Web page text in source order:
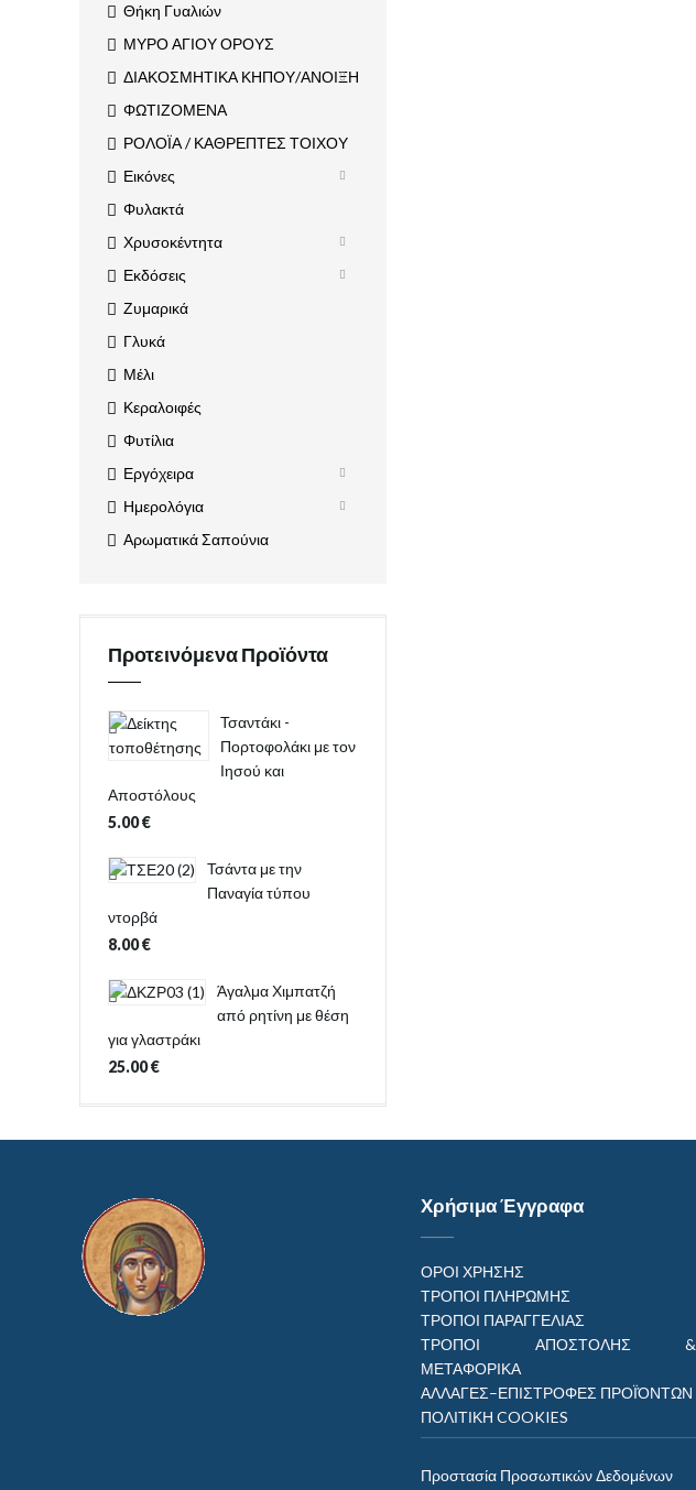
Θήκη Γυαλιών
ΜΥΡΟ ΑΓΙΟΥ ΟΡΟΥΣ
ΔΙΑΚΟΣΜΗΤΙΚΑ ΚΗΠΟΥ/ΑΝΟΙΞΗ
ΦΩΤΙΖΟΜΕΝΑ
ΡΟΛΟΪΑ / ΚΑΘΡΕΠΤΕΣ ΤΟΙΧΟΥ
Εικόνες
Φυλακτά
Χρυσοκέντητα
Εκδόσεις
Ζυμαρικά
Γλυκά
Μέλι
Κεραλοιφές
Φυτίλια
Εργόχειρα
Ημερολόγια
Αρωματικά Σαπούνια
Προτεινόμενα Προϊόντα
Τσαντάκι -
Πορτοφολάκι με τον
Ιησού και
Αποστόλους
5.00€
Τσάντα με την
Παναγία τύπου
ντορβά
8.00€
Άγαλμα Χιμπατζή
από ρητίνη με θέση
για γλαστράκι
25.00€
Χρήσιμα Έγγραφα
ΟΡΟΙ ΧΡΗΣΗΣ
ΤΡΟΠΟΙ ΠΛΗΡΩΜΗΣ
ΤΡΟΠΟΙ ΠΑΡΑΓΓΕΛΙΑΣ
ΤΡΟΠΟΙ ΑΠΟΣΤΟΛΗΣ &
ΜΕΤΑΦΟΡΙΚΑ
ΑΛΛΑΓΕΣ–ΕΠΙΣΤΡΟΦΕΣ ΠΡΟΪΌΝΤΩΝ
ΠΟΛΙΤΙΚΗ COOKIES
Προστασία Προσωπικών Δεδομένων